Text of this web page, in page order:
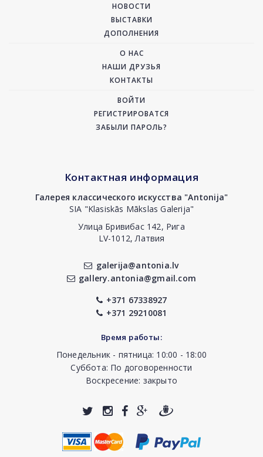
НОВОСТИ
ВЫСТАВКИ
ДОПОЛНЕНИЯ
О НАС
НАШИ ДРУЗЬЯ
КОНТАКТЫ
ВОЙТИ
РЕГИСТРИРОВАТСЯ
ЗАБЫЛИ ПАРОЛЬ?
Контактная информация
Галерея классического искусства "Antonija"
SIA "Klasiskās Mākslas Galerija"
Улица Бривибас 142, Рига
LV-1012, Латвия
galerija@antonia.lv
gallery.antonia@gmail.com
+371 67338927
+371 29210081
Время работы:
Понедельник - пятница: 10:00 - 18:00
Суббота: По договоренности
Воскресение: закрыто